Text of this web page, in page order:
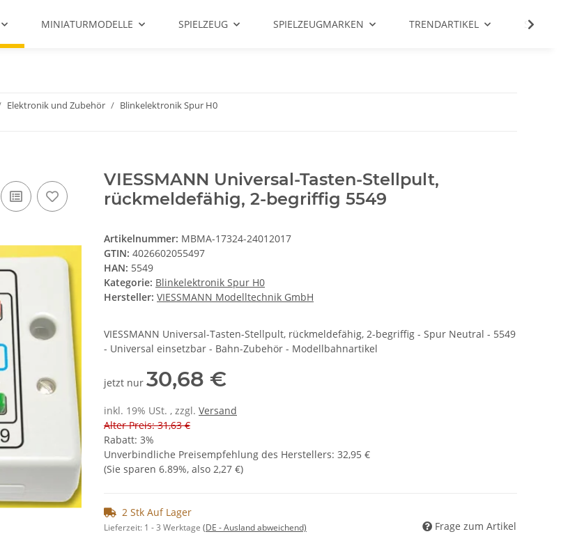
MINIATURMODELLE SPIELZEUG SPIELZEUGMARKEN TRENDARTIKEL SALE %
Elektronik und Zubehör
Blinkelektronik Spur H0
VIESSMANN Universal-Tasten-Stellpult,
rückmeldefähig, 2-begriffig 5549
Artikelnummer: MBMA-17324-24012017
GTIN: 4026602055497
HAN: 5549
Kategorie: Blinkelektronik Spur H0
Hersteller: VIESSMANN Modelltechnik GmbH
VIESSMANN Universal-Tasten-Stellpult, rückmeldefähig, 2-begriffig - Spur Neutral - 5549
- Universal einsetzbar - Bahn-Zubehör - Modellbahnartikel
jetzt nur 30,68 €
inkl. 19% USt. , zzgl. Versand
Alter Preis: 31,63 €
Rabatt: 3%
Unverbindliche Preisempfehlung des Herstellers: 32,95 €
(Sie sparen 6.89%, also 2,27 €)
2 Stk Auf Lager
Lieferzeit: 1 - 3 Werktage (DE - Ausland abweichend) Frage zum Artikel